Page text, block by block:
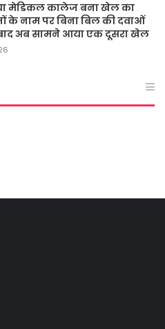
मेडिकल कालेज बना खेल का
के नाम पर बिना बिल की दवाओं
अब सामने आया एक दूसरा खेल